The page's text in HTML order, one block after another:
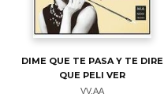
DIME QUE TE PASA Y TE DIRE
QUE PELI VER
VV.AA